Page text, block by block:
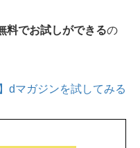
料でお試しができるの
dマガジンを試してみる